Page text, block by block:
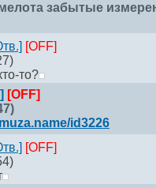
забытые
[OFF]
то?
[OFF]
id3226
[OFF]